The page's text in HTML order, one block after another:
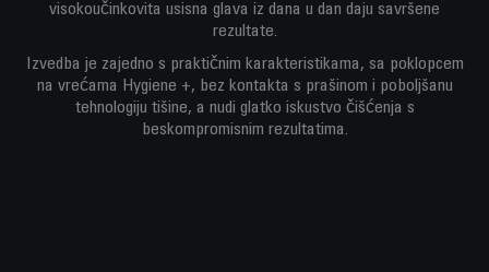
visokoučinkovita usisna glava iz dana u dan daju savršene
rezultate.
Izvedba je zajedno s praktičnim karakteristikama, sa poklopcem
na vrećama Hygiene +, bez kontakta s prašinom i poboljšanu
tehnologiju tišine, a nudi glatko iskustvo čišćenja s
beskompromisnim rezultatima.